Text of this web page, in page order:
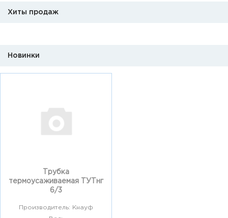
Хиты продаж
Новинки
Трубка
термоусаживаемая ТУТнг
6/3
Производитель: Кнауф